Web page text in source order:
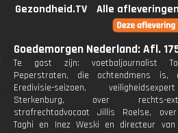
Gezondheid.TV
Alle
Goedemorgen Nederland: Afl.
Te gast zijn: voetbaljournalist
Peperstraten, die ochtendmens is,
Eredivisie-seizoen,
Sterkenburg, over rechts-
strafrechtadvocaat Jillis Roelse,
Taghi en Inez Weski en directeur